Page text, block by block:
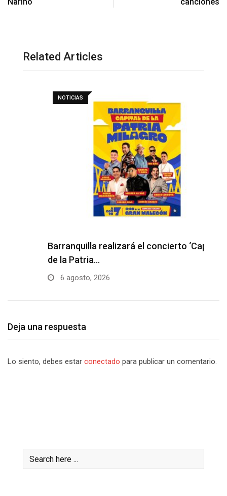
Related Articles
NOTICIAS
Barranquilla realizará el concierto ‘Capital
de la Patria…
6 agosto, 2026
Deja una respuesta
Lo siento, debes estar conectado para publicar un comentario.